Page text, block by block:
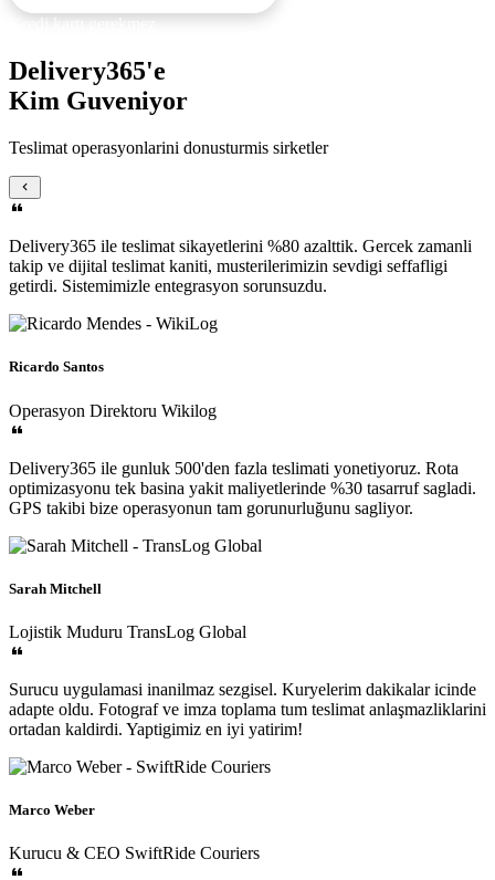
Kredi kartı gerekmez
Delivery365'e
Kim Guveniyor
Teslimat operasyonlarini donusturmis sirketler
Delivery365 ile teslimat sikayetlerini %80 azalttik. Gercek zamanli
takip ve dijital teslimat kaniti, musterilerimizin sevdigi seffafligi
getirdi. Sistemimizle entegrasyon sorunsuzdu.
Ricardo Santos
Operasyon Direktoru Wikilog
Delivery365 ile gunluk 500'den fazla teslimati yonetiyoruz. Rota
optimizasyonu tek basina yakit maliyetlerinde %30 tasarruf sagladi.
GPS takibi bize operasyonun tam gorunurluğunu sagliyor.
Sarah Mitchell
Lojistik Muduru TransLog Global
Surucu uygulamasi inanilmaz sezgisel. Kuryelerim dakikalar icinde
adapte oldu. Fotograf ve imza toplama tum teslimat anlaşmazliklarini
ortadan kaldirdi. Yaptigimiz en iyi yatirim!
Marco Weber
Kurucu & CEO SwiftRide Couriers